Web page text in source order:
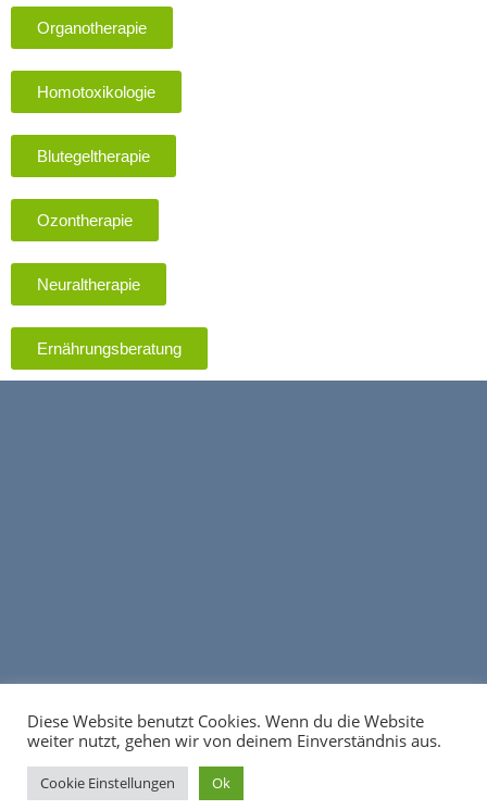
Organotherapie
Homotoxikologie
Blutegeltherapie
Ozontherapie
Neuraltherapie
Ernährungsberatung
Diese Website benutzt Cookies. Wenn du die Website
weiter nutzt, gehen wir von deinem Einverständnis aus.
Cookie Einstellungen Ok